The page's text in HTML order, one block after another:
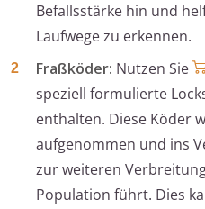
Befallsstärke hin und
Laufwege zu erkennen.
Fraßköder: Nutzen Sie
speziell formulierte
enthalten. Diese Köder
aufgenommen und ins
zur weiteren
Population führt. Dies